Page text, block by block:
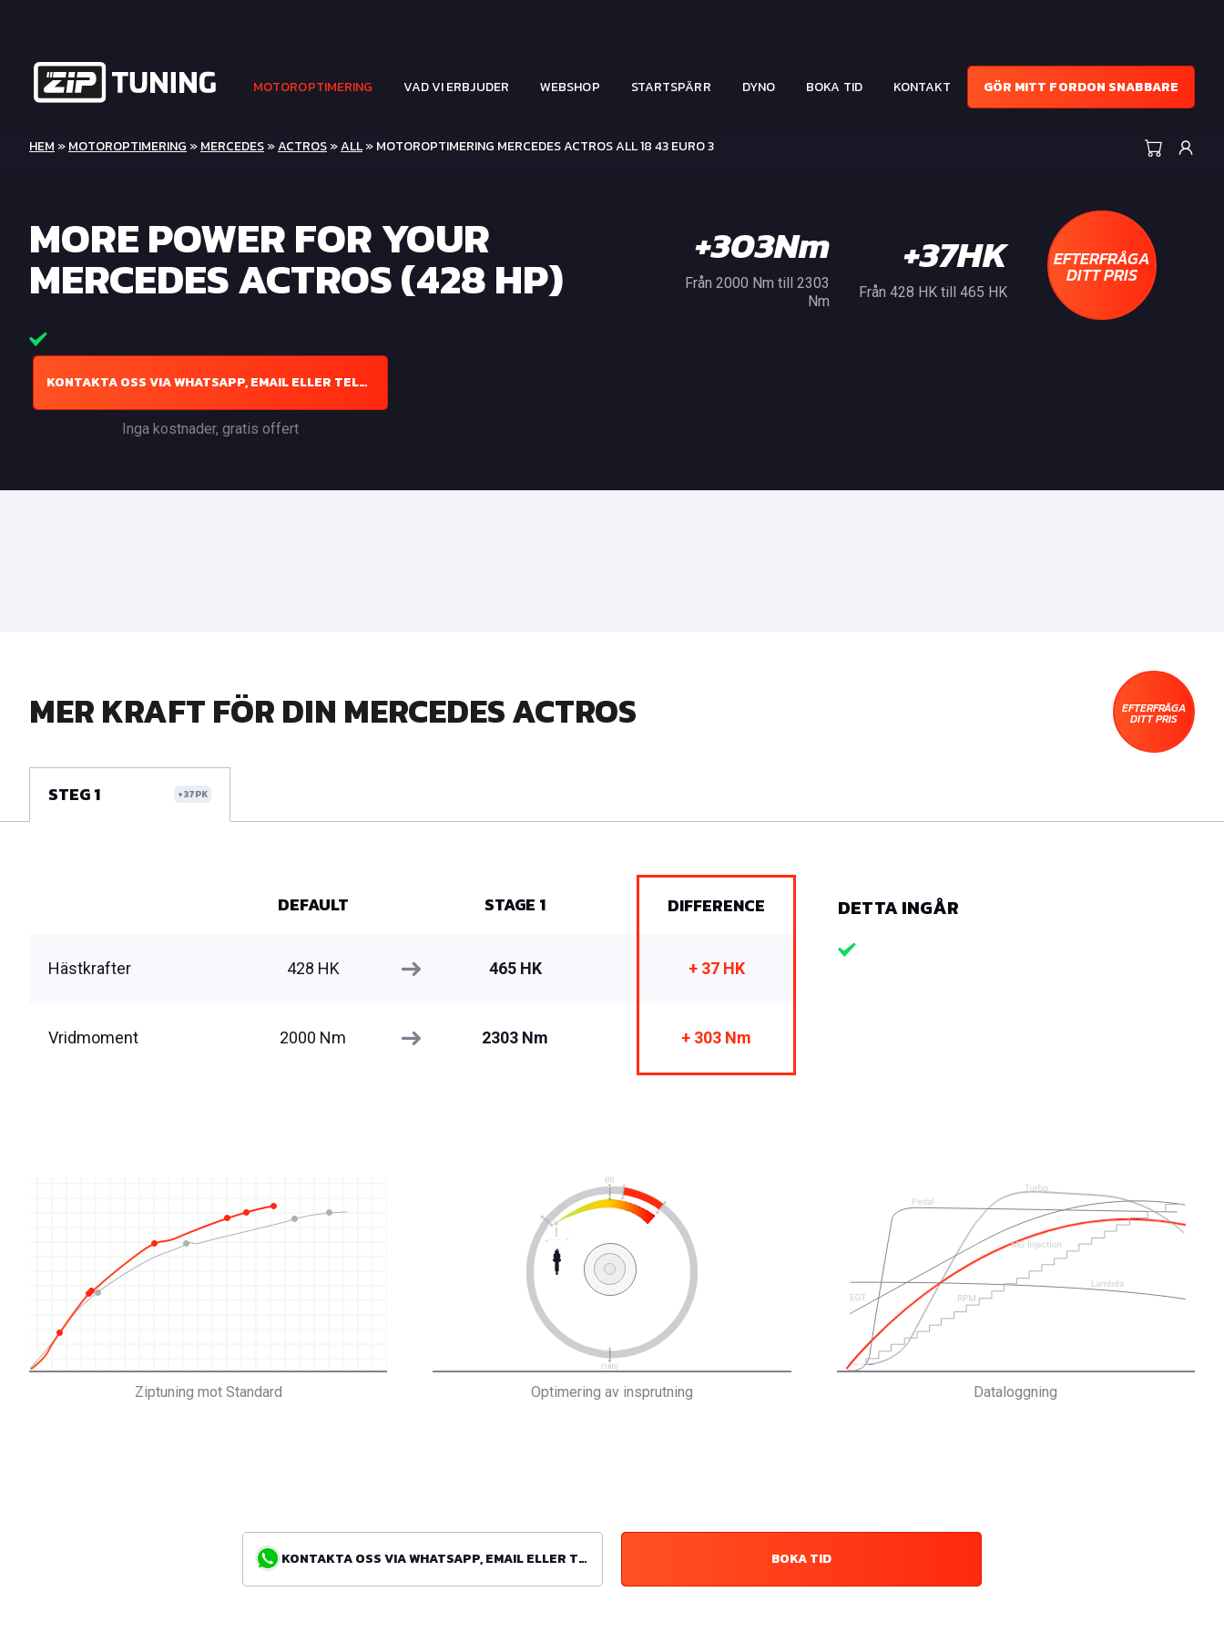
MOTOROPTIMERING VAD VI ERBJUDER WEBSHOP STARTSPÄRR DYNO BOKA TID KONTAKT GÖR MITT FORDON SNABBARE
HEM »MOTOROPTIMERING »MERCEDES»ACTROS»ALL» MOTOROPTIMERING MERCEDES ACTROS ALL 18 43 EURO 3
MORE POWER FOR YOUR
MERCEDES ACTROS (428 HP)
KONTAKTA OSS VIA WHATSAPP, EMAIL ELLER TELEFON
Inga kostnader, gratis offert
+303Nm
Från 2000 Nm till 2303
Nm
+37HK
Från 428 HK till 465 HK
EFTERFRÅGA
DITT PRIS
MER KRAFT FÖR DIN MERCEDES ACTROS EFTERFRÅGA
DITT PRIS
STEG 1 +37PK
DEFAULT STAGE 1 DIFFERENCE
Hästkrafter 428 HK 465 HK + 37 HK
Vridmoment 2000 Nm 2303 Nm + 303 Nm
DETTA INGÅR
Ziptuning mot Standard Optimering av insprutning Dataloggning
KONTAKTA OSS VIA WHATSAPP, EMAIL ELLER TELEFON BOKA TID